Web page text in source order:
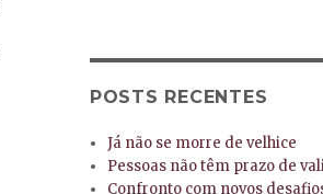
POSTS RECENTES
Já não se morre de velhice
Pessoas não têm prazo de
Confronto com novos